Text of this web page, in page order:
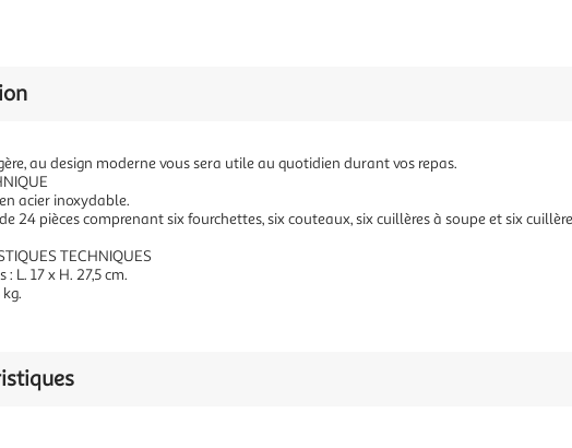
au design moderne vous sera utile au quotidien durant vos repas.
acier inoxydable.
24 pièces comprenant six fourchettes, six couteaux, six cuillères à soupe et six
TECHNIQUES
L. 17 x H. 27,5 cm.